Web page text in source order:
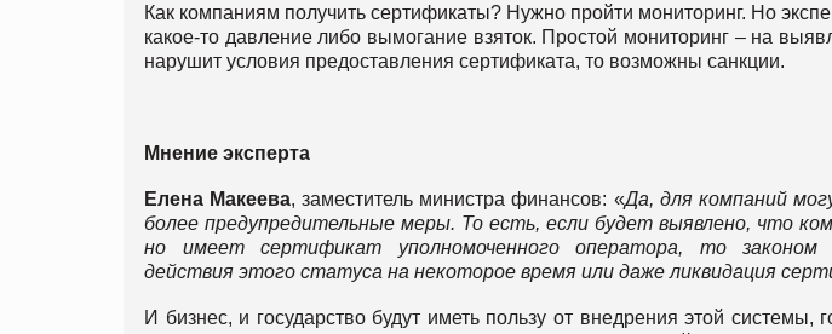
Как компаниям получить сертификаты? Нужно пройти мониторинг. Но
какое-то давление либо вымогание взяток. Простой мониторинг – на
нарушит условия предоставления сертификата, то возможны санкции.
Мнение эксперта
Елена Макеева, заместитель министра финансов: «Да, для компаний
более предупредительные меры. То есть, если будет выявлено, что
но имеет сертификат уполномоченного оператора, то законом
действия этого статуса на некоторое время или даже ликвидация
И бизнес, и государство будут иметь пользу от внедрения этой системы,